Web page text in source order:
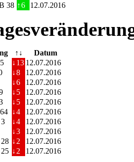
38 ↑6 12.07.2016
↑↓
Datum
↓ 13 12.07.2016
↓8
12.07.2016
↓6
12.07.2016
↓ 5
12.07.2016
↓ 5
12.07.2016
↓4
12.07.2016
↓4
12.07.2016
↓3
12.07.2016
↓ 2
12.07.2016
↓ 2 12.07.2016